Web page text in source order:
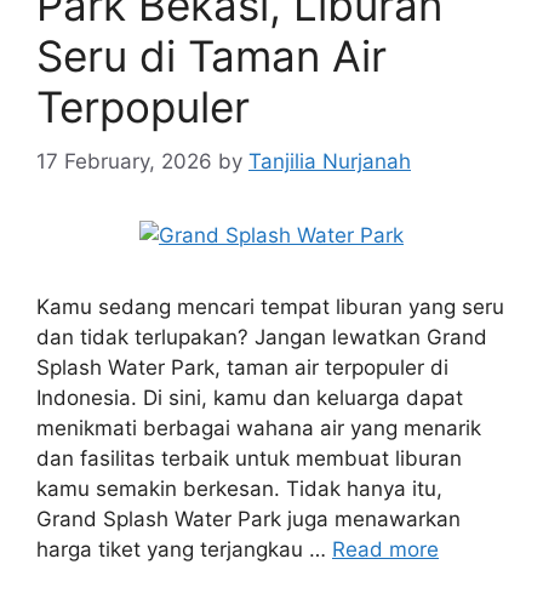
Seru di Taman Air
Terpopuler
17 February, 2026 by Tanjilia Nurjanah
Kamu sedang mencari tempat liburan yang seru
dan tidak terlupakan? Jangan lewatkan Grand
Splash Water Park, taman air terpopuler di
Indonesia. Di sini, kamu dan keluarga dapat
menikmati berbagai wahana air yang menarik
dan fasilitas terbaik untuk membuat liburan
kamu semakin berkesan. Tidak hanya itu,
Grand Splash Water Park juga menawarkan
harga tiket yang terjangkau … Read more